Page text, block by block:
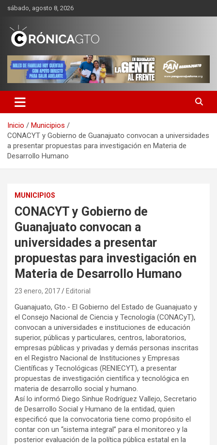
Saltar
contenido
sábado, agosto 8, 2026
CRONICA GUANAJUATO
Inicio
Municipios
CONACYT y Gobierno de Guanajuato convocan a universidades
a presentar propuestas para investigación en Materia de
Desarrollo Humano
MUNICIPIOS
CONACYT y Gobierno de
Guanajuato convocan a
universidades a presentar
propuestas para investigación en
Materia de Desarrollo Humano
23 enero, 2017 Editorial
Guanajuato, Gto.- El Gobierno del Estado de Guanajuato y
el Consejo Nacional de Ciencia y Tecnología (CONACyT),
convocan a universidades e instituciones de educación
superior, públicas y particulares, centros, laboratorios,
empresas públicas y privadas y demás personas inscritas
en el Registro Nacional de Instituciones y Empresas
Científicas y Tecnológicas (RENIECYT), a presentar
propuestas de investigación científica y tecnológica en
materia de desarrollo social y humano.
Así lo informó Diego Sinhue Rodríguez Vallejo, Secretario
de Desarrollo Social y Humano de la entidad, quien
especificó que la convocatoria tiene como propósito el
contar con un “sistema integral” para el monitoreo y la
posterior evaluación de la política pública estatal en la